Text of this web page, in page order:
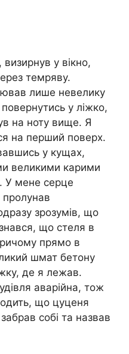
у вікно,
темряву.
лише невелику
у ліжко,
на ноту вище. Я
на перший поверх.
у кущах,
великими карими
У мене серце
зрозумів, що
що стеля в
прямо в
шмат бетону
де я лежав.
аварійна, тож
що цуценя
собі та назвав